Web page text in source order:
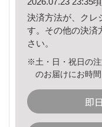
決済方法が、クレ
す。その他の決済
さい。
※土・日・祝日の
のお届けにお時
即